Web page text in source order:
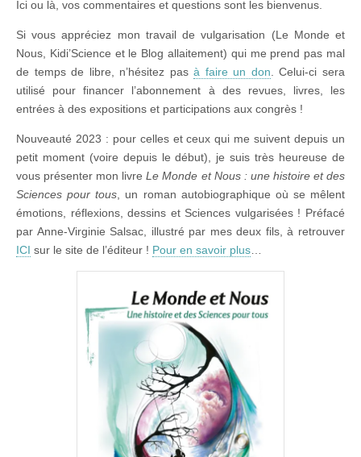
Ici ou là, vos commentaires et questions sont les bienvenus.
Si vous appréciez mon travail de vulgarisation (Le Monde et
Nous, Kidi’Science et le Blog allaitement) qui me prend pas mal
de temps de libre, n’hésitez pasà faire un don . Celui-ci sera
utilisé pour financer l’abonnement à des revues, livres, les
entrées à des expositions et participations aux congrès !
Nouveauté 2023 : pour celles et ceux qui me suivent depuis un
petit moment (voire depuis le début), je suis très heureuse de
vous présenter mon livreLe Monde et Nous : une histoire et des
Sciences pour tous , un roman autobiographique où se mêlent
émotions, réflexions, dessins et Sciences vulgarisées ! Préfacé
par Anne-Virginie Salsac, illustré par mes deux fils, à retrouver
ICI sur le site de l’éditeur ! Pour en savoir plus